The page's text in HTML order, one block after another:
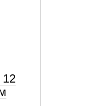
12